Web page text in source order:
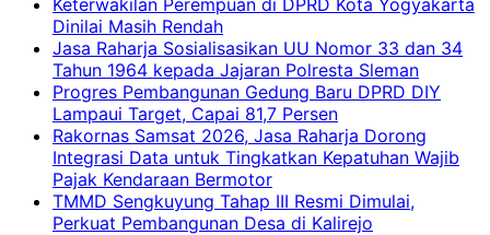
Dinilai Masih Rendah
Jasa Raharja Sosialisasikan UU Nomor 33 dan 34
Tahun 1964 kepada Jajaran Polresta Sleman
Progres Pembangunan Gedung Baru DPRD DIY
Lampaui Target, Capai 81,7 Persen
Rakornas Samsat 2026, Jasa Raharja Dorong
Integrasi Data untuk Tingkatkan Kepatuhan Wajib
Pajak Kendaraan Bermotor
TMMD Sengkuyung Tahap III Resmi Dimulai,
Perkuat Pembangunan Desa di Kalirejo